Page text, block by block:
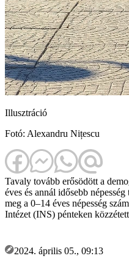
Illusztráció
Fotó: Alexandru Nițescu
Tavaly tovább erősödött a
éves és annál idősebb
meg a 0–14 éves népesség
Intézet (INS) pénteken
2024. április 05., 09:13